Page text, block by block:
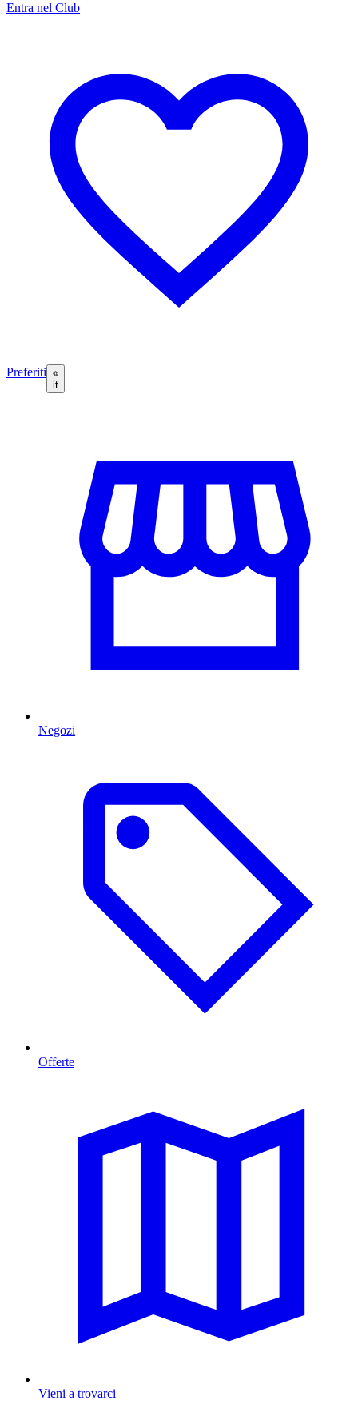
Entra nel Club
Preferiti
it
Negozi
Offerte
Vieni a trovarci